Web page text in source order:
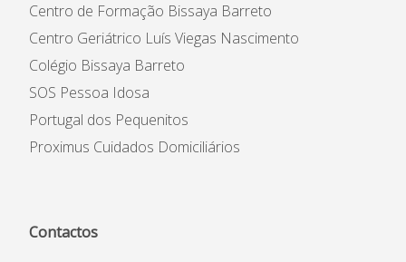
Centro de Formação Bissaya Barreto
Centro Geriátrico Luís Viegas Nascimento
Colégio Bissaya Barreto
SOS Pessoa Idosa
Portugal dos Pequenitos
Proximus Cuidados Domiciliários
Contactos